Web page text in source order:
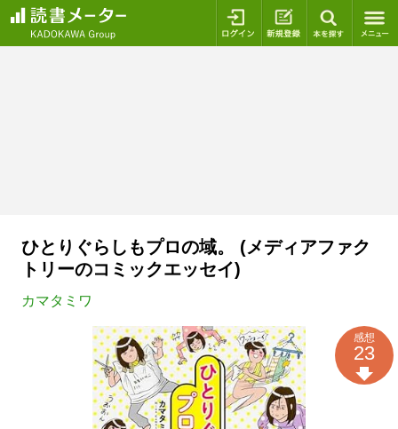
ログイン 新規登録
ひとりぐらしもプロの域。 (メディアファク
トリーのコミックエッセイ)
カマタミワ
感想
23